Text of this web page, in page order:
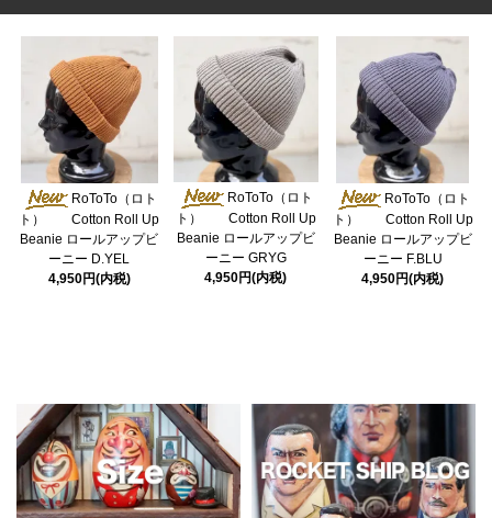
RoToTo（ロト
ト） Cotton Roll Up
Beanie ロールアップビ
ーニー D.YEL
4,950円(内税)
RoToTo（ロト
ト） Cotton Roll Up
Beanie ロールアップビ
ーニー GRYG
4,950円(内税)
RoToTo（ロト
ト） Cotton Roll Up
Beanie ロールアップビ
ーニー F.BLU
4,950円(内税)